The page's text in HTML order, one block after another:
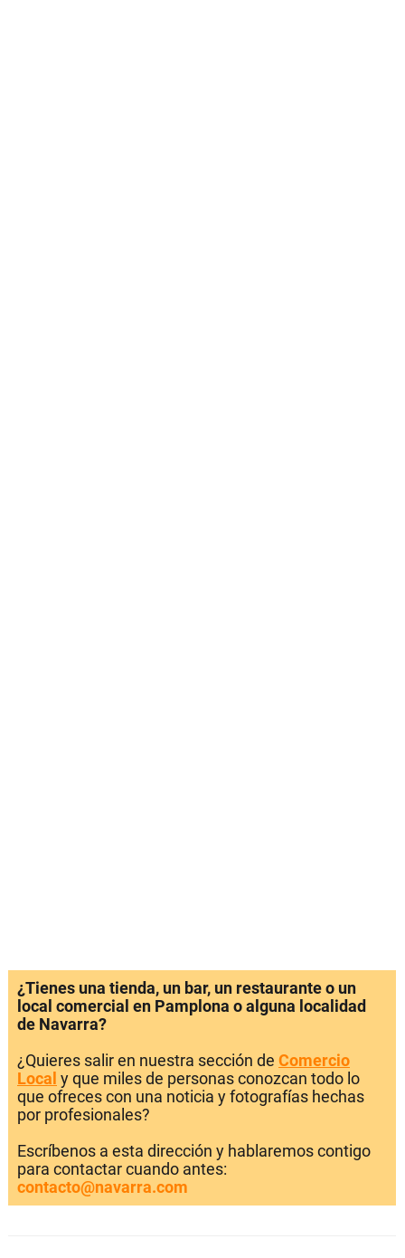
¿Tienes una tienda, un bar, un restaurante o un
local comercial en Pamplona o alguna localidad
de Navarra?
¿Quieres salir en nuestra sección de Comercio
Local y que miles de personas conozcan todo lo
que ofreces con una noticia y fotografías hechas
por profesionales?
Escríbenos a esta dirección y hablaremos contigo
para contactar cuando antes:
contacto@navarra.com